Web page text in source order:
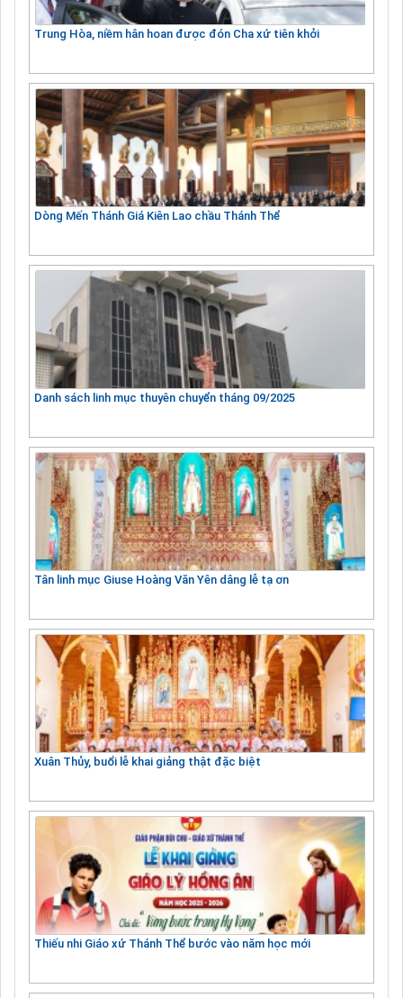
Trung Hòa, niềm hân hoan được đón Cha xứ tiên khởi
Dòng Mến Thánh Giá Kiên Lao chầu Thánh Thể
Danh sách linh mục thuyên chuyển tháng 09/2025
Tân linh mục Giuse Hoàng Văn Yên dâng lễ tạ ơn
Xuân Thủy, buổi lễ khai giảng thật đặc biệt
Thiếu nhi Giáo xứ Thánh Thể bước vào năm học mới